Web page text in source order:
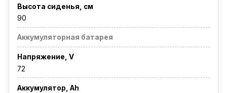
Высота сиденья, см
90
Аккумуляторная батарея
Напряжение, V
72
Аккумулятор, Ah